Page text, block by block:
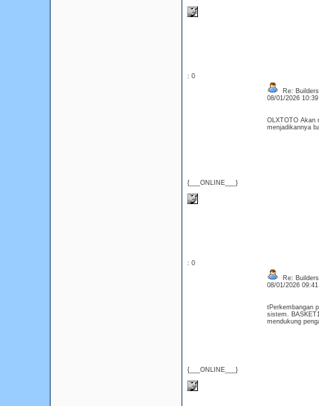
: 0
{___ONLINE___}
Re:
08/01/2026
OLXTOTO Akan
menjadikannya
: 0
{___ONLINE___}
Re:
08/01/2026
tPerkembangan
sistem.
mendukung